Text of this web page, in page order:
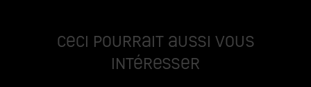
Ceci pourrait aussi vous
intéresser